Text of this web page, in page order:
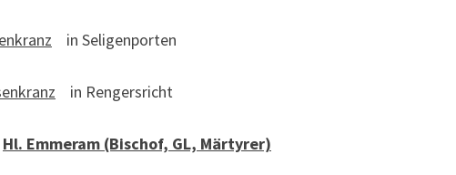
in Seligenporten
in Rengersricht
Hl. Emmeram (Bischof, GL, Märtyrer)